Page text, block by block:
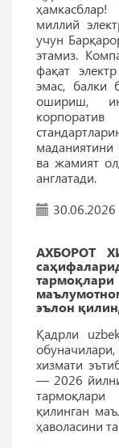
миллий
учун
этамиз.
фақат
эмас, балки
ошириш,
ва жамият
англатади.
30.06.2026
АХБОРОТ
эълон
Қадрли
хизмати
— 2026
қилинган
ҳаволасини